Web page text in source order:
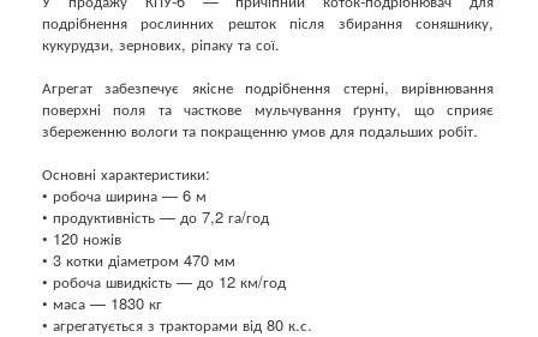
подрібнення рослинних решток після збирання соняшнику,
кукурудзи, зернових, ріпаку та сої.
Агрегат забезпечує якісне подрібнення стерні, вирівнювання
поверхні поля та часткове мульчування ґрунту, що сприяє
збереженню вологи та покращенню умов для подальших робіт.
Основні характеристики:
• робоча ширина — 6 м
• продуктивність — до 7,2 га/год
• 120 ножів
• 3 котки діаметром 470 мм
• робоча швидкість — до 12 км/год
• маса — 1830 кг
• агрегатується з тракторами від 80 к.с.